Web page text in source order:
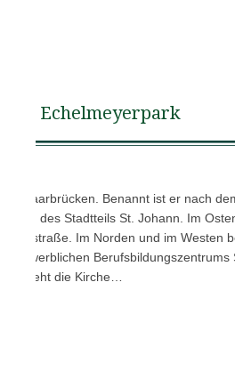
Echelmeyerpark
in Saarbrücken. Benannt ist er nach
des Stadtteils St. Johann. Im
Im Norden und im Westen
Gewerblichen Berufsbildungszentrums
steht die Kirche…